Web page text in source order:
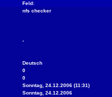
Feld:
nfs checker
-
Deutsch
0
0
Sonntag, 24.12.2006 (11:31)
Sonntag, 24.12.2006